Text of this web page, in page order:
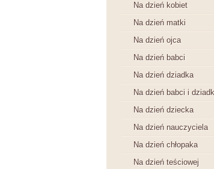
Na dzień kobiet
Na dzień matki
Na dzień ojca
Na dzień babci
Na dzień dziadka
Na dzień babci i
Na dzień dziecka
Na dzień nauczyciela
Na dzień chłopaka
Na dzień teściowej